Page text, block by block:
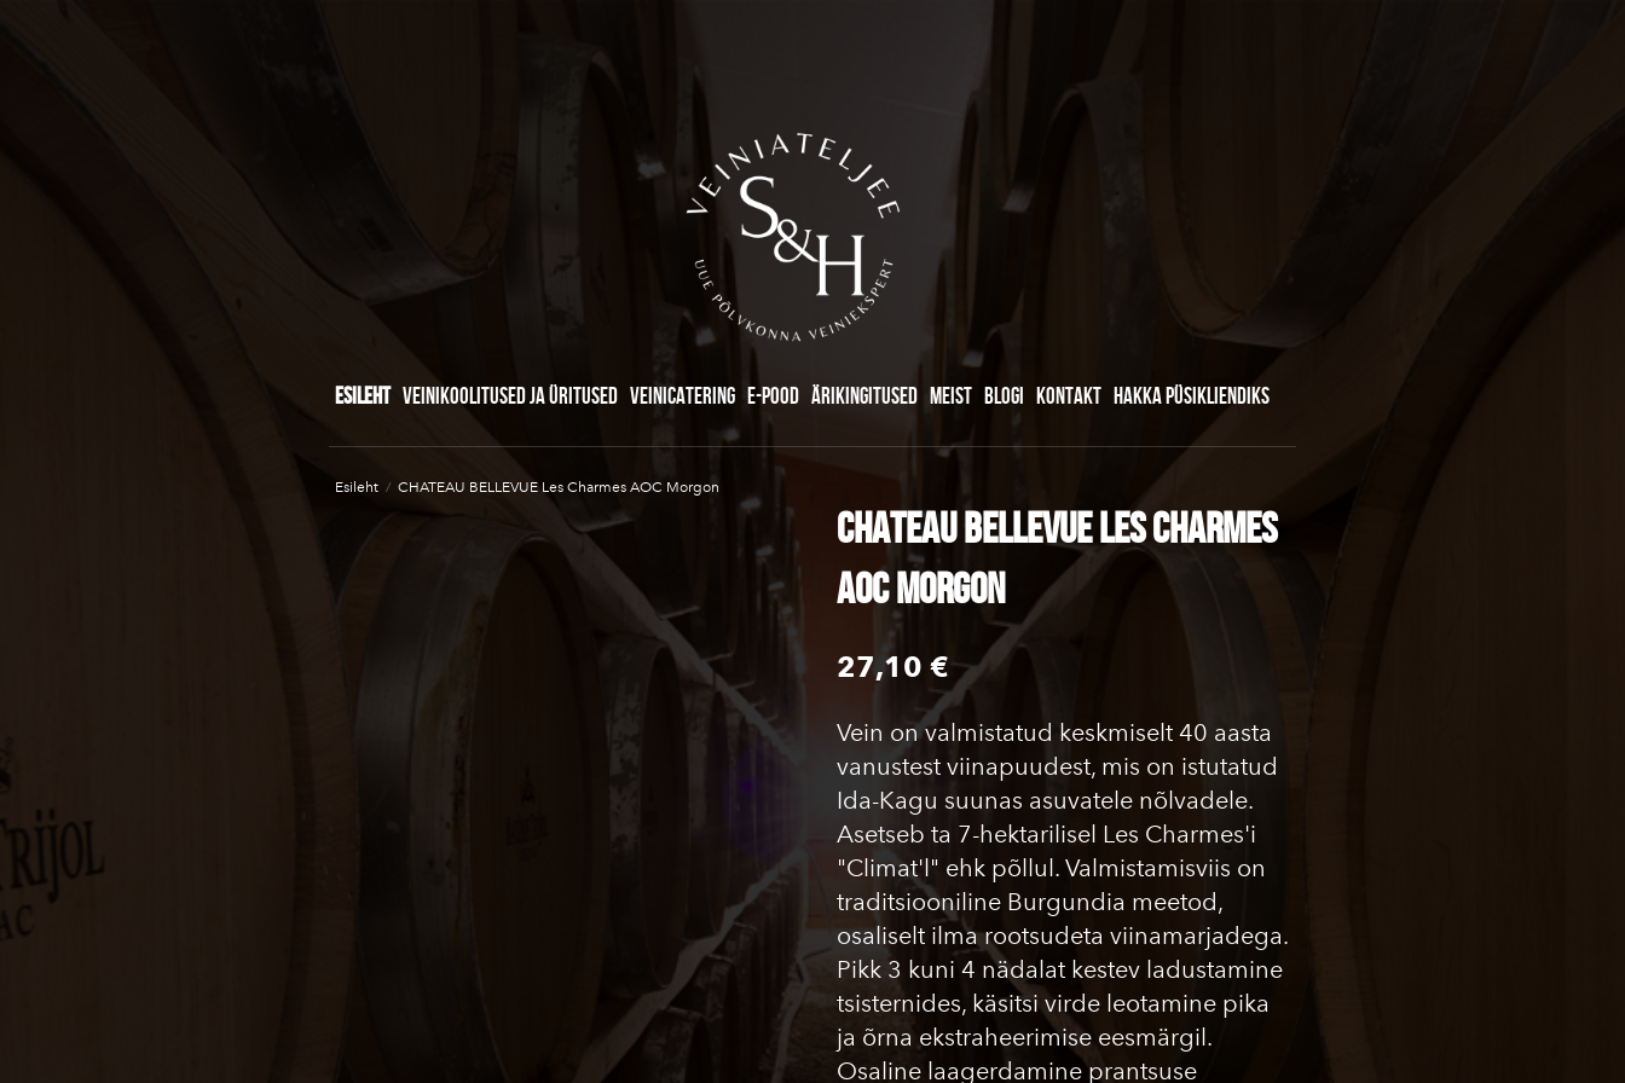
ESILEHT VEINIKOOLITUSED JA ÜRITUSED VEINICATERING E-POOD ÄRIKINGITUSED MEIST BLOGI KONTAKT HAKKA PÜSIKLIENDIKS
Esileht / CHATEAU BELLEVUE Les Charmes AOC Morgon
CHATEAU BELLEVUE Les Charmes
AOC Morgon
27,10 €
Vein on valmistatud keskmiselt 40 aasta
vanustest viinapuudest, mis on istutatud
Ida-Kagu suunas asuvatele nõlvadele.
Asetseb ta 7-hektarilisel Les Charmes'i
"Climat'l" ehk põllul. Valmistamisviis on
traditsiooniline Burgundia meetod,
osaliselt ilma rootsudeta viinamarjadega.
Pikk 3 kuni 4 nädalat kestev ladustamine
tsisternides, käsitsi virde leotamine pika
ja õrna ekstraheerimise eesmärgil.
Osaline laagerdamine prantsuse